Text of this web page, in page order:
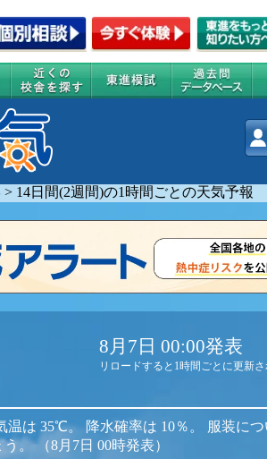
> 14日間(2週間)の1時間ごとの天気予報
8月7日 00:00発表
リロードすると1時間ごとに更新さ
温は 35℃。 降水確率は 10％。
服装につ
う。（8月7日 00時発表）